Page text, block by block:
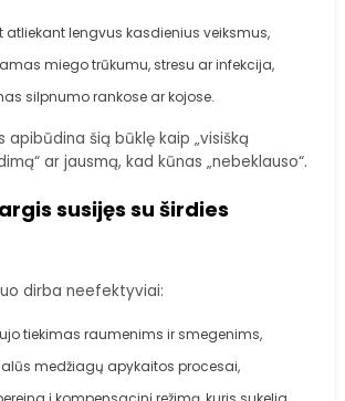
atliekant lengvus kasdienius veiksmus,
miego trūkumu, stresu ar infekcija,
silpnumo rankose ar kojose.
apibūdina šią būklę kaip „visišką
ar jausmą, kad kūnas „nebeklauso“.
susijęs su širdies
dirba neefektyviai:
tiekimas raumenims ir smegenims,
medžiagų apykaitos procesai,